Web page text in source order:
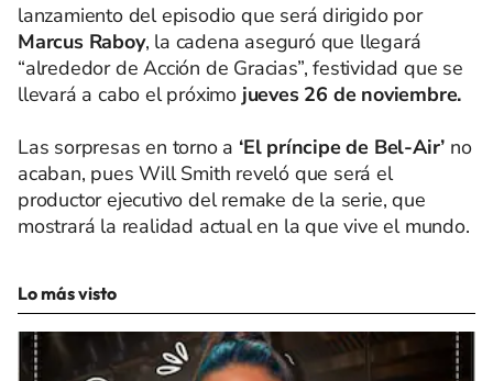
lanzamiento del episodio que será dirigido por
Marcus Raboy, la cadena aseguró que llegará
“alrededor de Acción de Gracias”, festividad que se
llevará a cabo el próximo jueves 26 de noviembre.
Las sorpresas en torno a ‘El príncipe de Bel-Air’ no
acaban, pues Will Smith reveló que será el
productor ejecutivo del remake de la serie, que
mostrará la realidad actual en la que vive el mundo.
Lo más visto